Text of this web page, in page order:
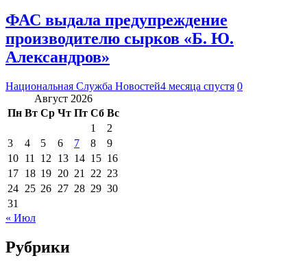
ФАС выдала предупреждение
производителю сырков «Б. Ю.
Александров»
Национальная Служба Новостей4 месяца спустя 0
Август 2026
Пн Вт Ср Чт Пт Сб Вс
1
2
3
4 5 6 7 8
9
10 11 12 13 14 15 16
17 18 19 20 21 22 23
24 25 26 27 28 29 30
31
« Июл
Рубрики